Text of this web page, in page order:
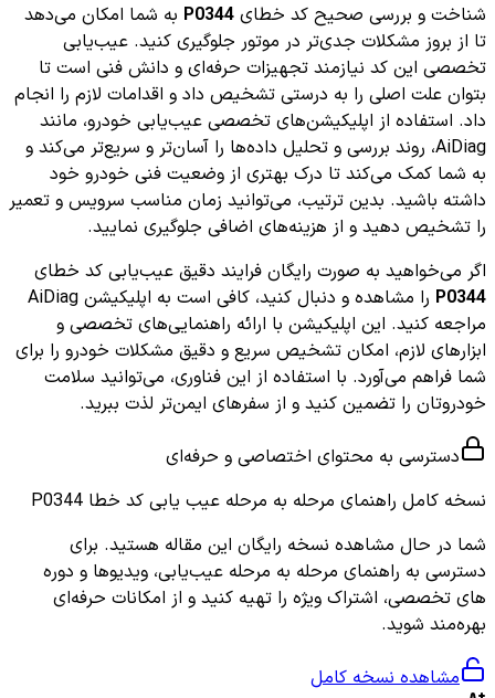
شناخت و بررسی صحیح کد خطای P0344 به شما امکان می‌دهد
تا از بروز مشکلات جدی‌تر در موتور جلوگیری کنید. عیب‌یابی
تخصصی این کد نیازمند تجهیزات حرفه‌ای و دانش فنی است تا
بتوان علت اصلی را به درستی تشخیص داد و اقدامات لازم را انجام
داد. استفاده از اپلیکیشن‌های تخصصی عیب‌یابی خودرو، مانند
AiDiag، روند بررسی و تحلیل داده‌ها را آسان‌تر و سریع‌تر می‌کند و
به شما کمک می‌کند تا درک بهتری از وضعیت فنی خودرو خود
داشته باشید. بدین ترتیب، می‌توانید زمان مناسب سرویس و تعمیر
را تشخیص دهید و از هزینه‌های اضافی جلوگیری نمایید.
اگر می‌خواهید به صورت رایگان فرایند دقیق عیب‌یابی کد خطای
P0344
را مشاهده و دنبال کنید، کافی است به اپلیکیشن AiDiag
مراجعه کنید. این اپلیکیشن با ارائه راهنمایی‌های تخصصی و
ابزارهای لازم، امکان تشخیص سریع و دقیق مشکلات خودرو را برای
شما فراهم می‌آورد. با استفاده از این فناوری، می‌توانید سلامت
خودروتان را تضمین کنید و از سفرهای ایمن‌تر لذت ببرید.
دسترسی به محتوای اختصاصی و حرفه‌ای
نسخه کامل راهنمای مرحله به مرحله عیب یابی کد خطا P0344
شما در حال مشاهده نسخه رایگان این مقاله هستید. برای
دسترسی به راهنمای مرحله به مرحله عیب‌یابی، ویدیوها و دوره
های تخصصی، اشتراک ویژه را تهیه کنید و از امکانات حرفه‌ای
بهره‌مند شوید.
مشاهده نسخه کامل